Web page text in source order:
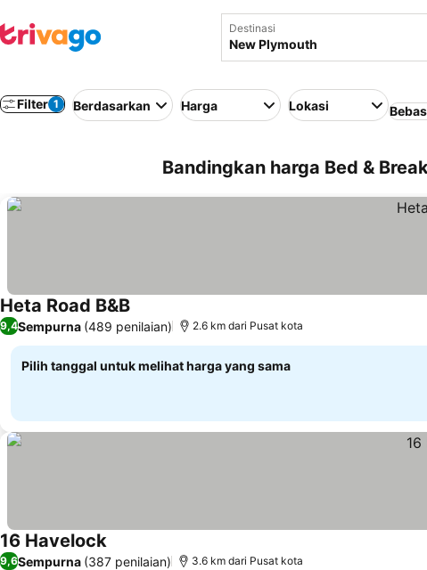
Destinasi
Filter 1 Berdasarkan Harga Lokasi
Bandingkan harga Bed &
Heta Road B&BLihat harga
9,4Sempurna (489 penilaian) 2.6 km dari Pusat kota
Pilih tanggal untuk melihat harga yang sama
16 HavelockLihat harga
9,6Sempurna (387 penilaian) 3.6 km dari Pusat kota